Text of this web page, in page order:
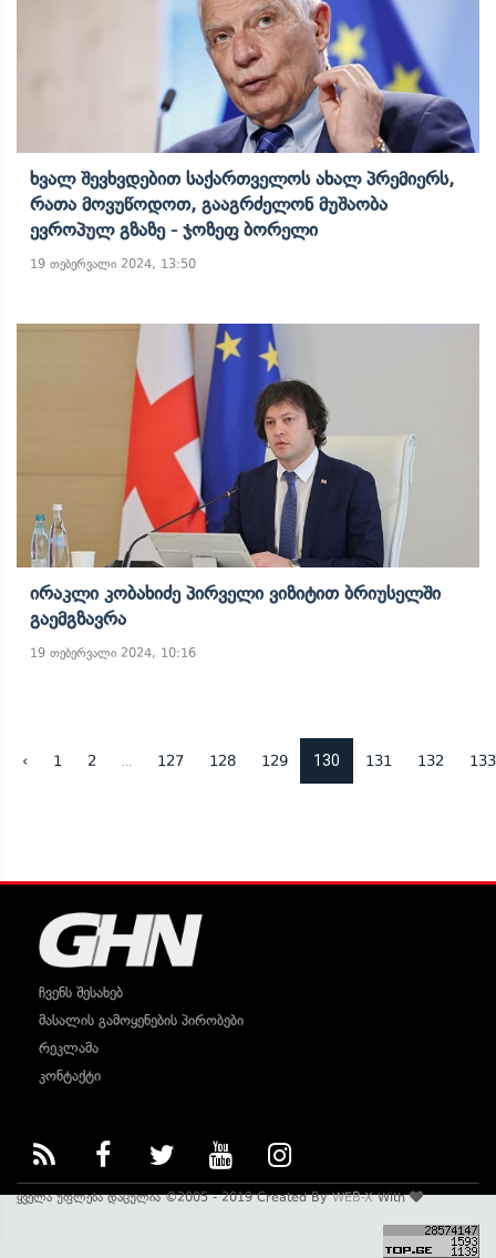
Ხვალ Შევხვდებით Საქართველოს Ახალ Პრემიერს,
Რათა Მოვუწოდოთ, Გააგრძელონ Მუშაობა
Ევროპულ Გზაზე - Ჯოზეფ Ბორელი
19 თებერვალი 2024, 13:50
Ირაკლი Კობახიძე Პირველი Ვიზიტით Ბრიუსელში
Გაემგზავრა
19 თებერვალი 2024, 10:16
‹ 1 2 127 128 129 130 131 132 133
ჩვენს შესახებ
მასალის გამოყენების პირობები
რეკლამა
კონტაქტი
ყველა უფლება დაცულია ©2005 - 2019 Created ByWEB-XWith